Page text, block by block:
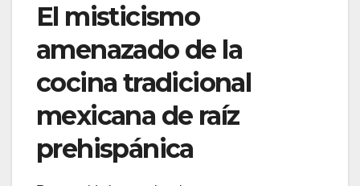
El misticismo
amenazado de la
cocina tradicional
mexicana de raíz
prehispánica